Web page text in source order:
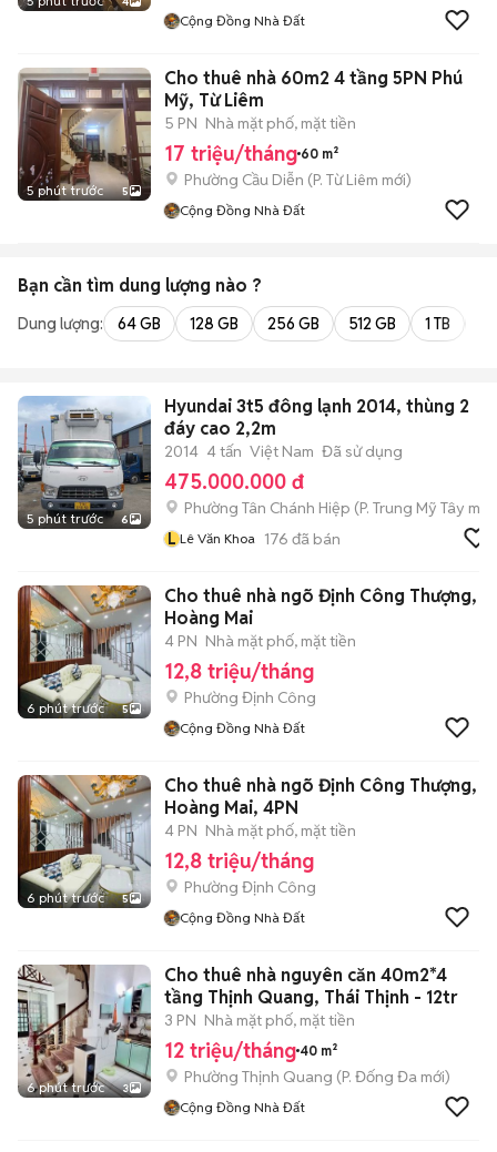
Cộng Đồng Nhà Đất
5 phút trước 5
Cho thuê nhà 60m2 4 tầng 5PN Phú
Mỹ, Từ Liêm
5 PN Nhà mặt phố, mặt tiền
17 triệu/tháng 60 m²
Phường Cầu Diễn (P. Từ Liêm mới)
Cộng Đồng Nhà Đất
Bạn cần tìm dung lượng nào ?
Dung lượng: 64 GB 128 GB 256 GB 512 GB 1 TB
5 phút trước 6
Hyundai 3t5 đông lạnh 2014, thùng 2
đáy cao 2,2m
2014 4 tấn Việt Nam Đã sử dụng
475.000.000 đ
Phường Tân Chánh Hiệp (P. Trung Mỹ Tây mới)
L Lê Văn Khoa 176 đã bán
6 phút trước 5
Cho thuê nhà ngõ Định Công Thượng,
Hoàng Mai
4 PN Nhà mặt phố, mặt tiền
12,8 triệu/tháng
Phường Định Công
Cộng Đồng Nhà Đất
6 phút trước 5
Cho thuê nhà ngõ Định Công Thượng,
Hoàng Mai, 4PN
4 PN Nhà mặt phố, mặt tiền
12,8 triệu/tháng
Phường Định Công
Cộng Đồng Nhà Đất
6 phút trước 3
Cho thuê nhà nguyên căn 40m2*4
tầng Thịnh Quang, Thái Thịnh - 12tr
3 PN Nhà mặt phố, mặt tiền
12 triệu/tháng 40 m²
Phường Thịnh Quang (P. Đống Đa mới)
Cộng Đồng Nhà Đất